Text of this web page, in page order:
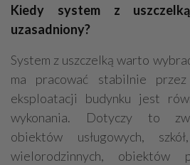
Kiedy system z
uzasadniony?
System z uszczelką warto
ma pracować stabilnie
eksploatacji budynku jest
wykonania. Dotyczy to
obiektów usługowych,
wielorodzinnych, obiektów